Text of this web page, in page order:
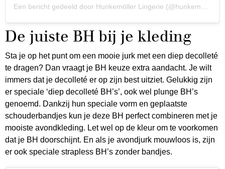
Een bericht gedeeld door Hunkemöller Lingerie (@hunkemoller)
De juiste BH bij je kleding
Sta je op het punt om een mooie jurk met een diep decolleté
te dragen? Dan vraagt je BH keuze extra aandacht. Je wilt
immers dat je decolleté er op zijn best uitziet. Gelukkig zijn
er speciale ‘diep decolleté BH’s’, ook wel plunge BH’s
genoemd. Dankzij hun speciale vorm en geplaatste
schouderbandjes kun je deze BH perfect combineren met je
mooiste avondkleding. Let wel op de kleur om te voorkomen
dat je BH doorschijnt. En als je avondjurk mouwloos is, zijn
er ook speciale strapless BH’s zonder bandjes.